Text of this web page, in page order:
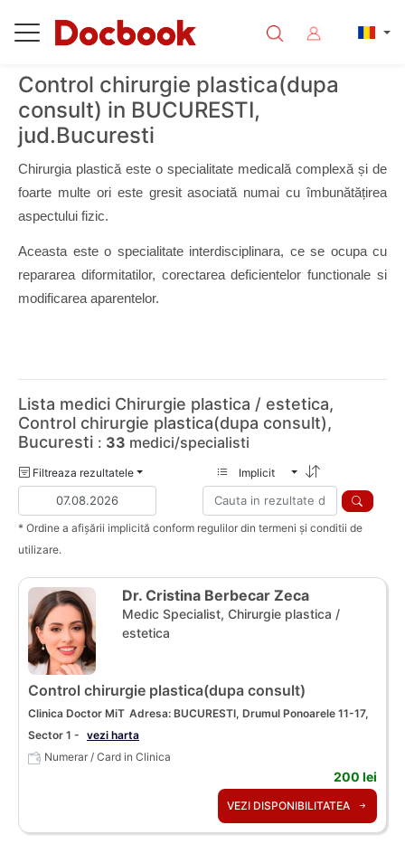
Control chirurgie plastica(dupa
consult) in BUCURESTI,
jud.Bucuresti
Chirurgia plastică este o specialitate medicală complexă și de
foarte multe ori este gresit asociată numai cu îmbunătățirea
aspectului fizic.
Aceasta este o specialitate interdisciplinara, ce se ocupa cu
repararea diformitatilor, corectarea deficientelor functionale si
modificarea aparentelor.
Lista medici Chirurgie plastica / estetica,
Control chirurgie plastica(dupa consult),
Bucuresti : 33 medici/specialisti
Filtreaza rezultatele Implicit
* Ordine a afișării implicită conform regulilor din termeni și conditii de
utilizare.
Dr. Cristina Berbecar Zeca
Medic Specialist, Chirurgie plastica /
estetica
Control chirurgie plastica(dupa consult)
Clinica Doctor MiT Adresa: BUCURESTI, Drumul Ponoarele 11-17,
Sector 1 - vezi harta
Numerar / Card in Clinica
200 lei
VEZI DISPONIBILITATEA